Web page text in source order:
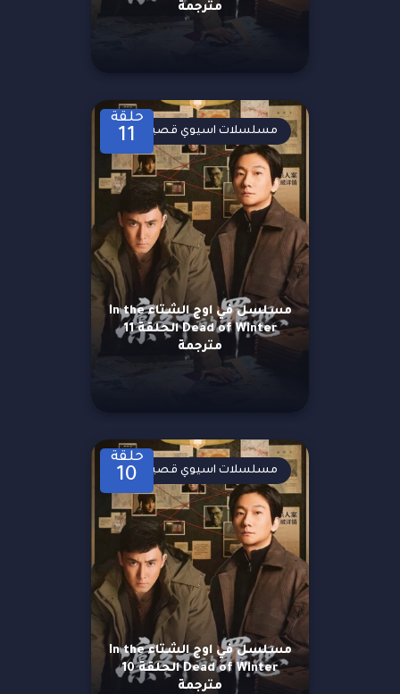
مترجمة
حلقة
11
مسلسل في اوج الشتاء In the
Dead of Winter الحلقة 11
مترجمة
مسلسلات اسيوي قصيرة
حلقة
10
مسلسل في اوج الشتاء In the
Dead of Winter الحلقة 10
مترجمة
مسلسلات اسيوي قصيرة